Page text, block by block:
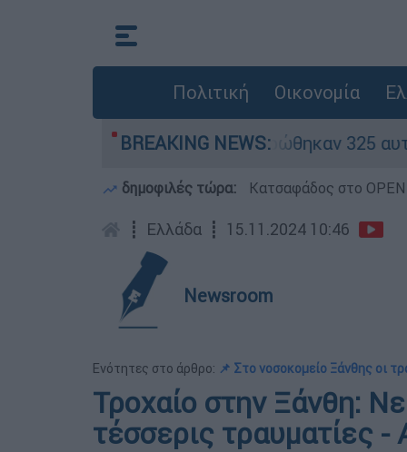
Πολιτική Οικονομία
BREAKING NEWS:
«κόκκινα» - Ολοκληρώθηκαν 325 αυτοψίες
δημοφιλές τώρα: Κατσαφάδος στο
┋ Ελλάδα ┋ 15.11.2024 10:46
Newsroom
Ενότητες στο άρθρο: 📌 Στο νοσοκομείο Ξάνθης οι
Τροχαίο στην Ξάνθη:
τέσσερις τραυματίες -